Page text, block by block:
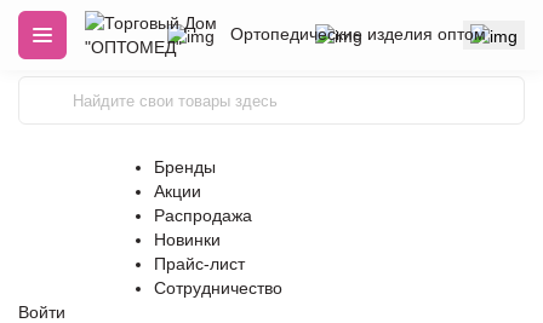
Ортопедические изделия оптом
Бренды
Акции
Распродажа
Новинки
Прайс-лист
Сотрудничество
Войти